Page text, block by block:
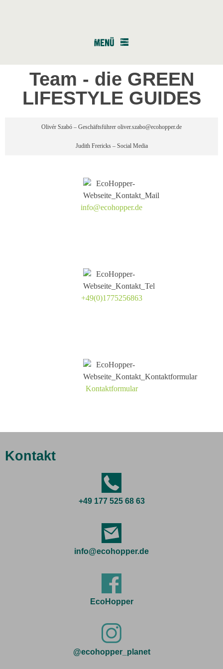
Team - die GREEN
LIFESTYLE GUIDES
Olivér Szabó – Geschäftsführer oliver.szabo@ecohopper.de
Judith Frericks – Social Media
info@ecohopper.de
+49(0)1775256863
Kontaktformular
Kontakt
+49 177 525 68 63
info@ecohopper.de
EcoHopper
@ecohopper_planet